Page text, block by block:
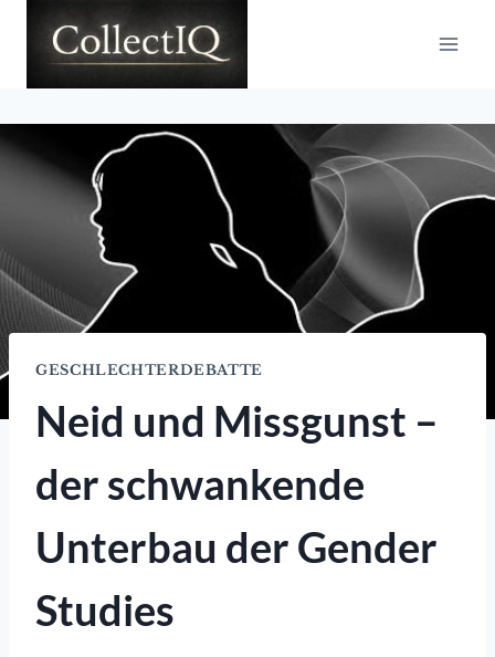
Inhalt
GESCHLECHTERDEBATTE
Neid und Missgunst –
der schwankende
Unterbau der Gender
Studies